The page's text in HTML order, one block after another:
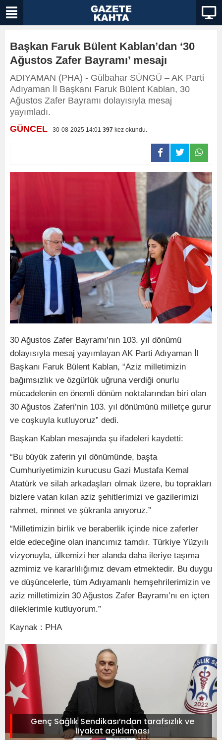
Başkan Faruk Bülent Kablan’dan ‘30
Ağustos Zafer Bayramı’ mesajı
ADIYAMAN (PHA) - Gülbahar SÜNGÜ – AK Parti
Adıyaman İl Başkanı Faruk Bülent Kablan, 30
Ağustos Zafer Bayramı dolayısıyla mesaj
yayımladı.
GÜNCEL - 30-08-2025 14:01 397 kez okundu.
30 Ağustos Zafer Bayramı’nın 103. yıl dönümü
dolayısıyla mesaj yayımlayan AK Parti Adıyaman İl
Başkanı Faruk Bülent Kablan, “Aziz milletimizin
bağımsızlık ve özgürlük uğruna verdiği onurlu
mücadelenin en önemli dönüm noktalarından biri olan
30 Ağustos Zaferi’nin 103. yıl dönümünü milletçe gurur
ve coşkuyla kutluyoruz” dedi.
Başkan Kablan mesajında şu ifadeleri kaydetti:
“Bu büyük zaferin yıl dönümünde, başta
Cumhuriyetimizin kurucusu Gazi Mustafa Kemal
Atatürk ve silah arkadaşları olmak üzere, bu toprakları
bizlere vatan kılan aziz şehitlerimizi ve gazilerimizi
rahmet, minnet ve şükranla anıyoruz.”
“Milletimizin birlik ve beraberlik içinde nice zaferler
elde edeceğine olan inancımız tamdır. Türkiye Yüzyılı
vizyonuyla, ülkemizi her alanda daha ileriye taşıma
azmimiz ve kararlılığımız devam etmektedir. Bu duygu
ve düşüncelerle, tüm Adıyamanlı hemşehrilerimizin ve
aziz milletimizin 30 Ağustos Zafer Bayramı’nı en içten
dileklerimle kutluyorum.”
Kaynak : PHA
Genç Sağlık Sendikası’ndan tarafsızlık ve
liyakat açıklaması